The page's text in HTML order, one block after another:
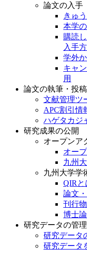
論文の入手
きゅ
本学
購読
入手
学外
キャ
用
論文の執筆・投稿
文献管理ツ
APC割引情
ハゲタカジ
研究成果の公開
オープンア
オー
九州
九州大学学
QIRと
論文
刊行
博士
研究データの管
研究データ
研究データ